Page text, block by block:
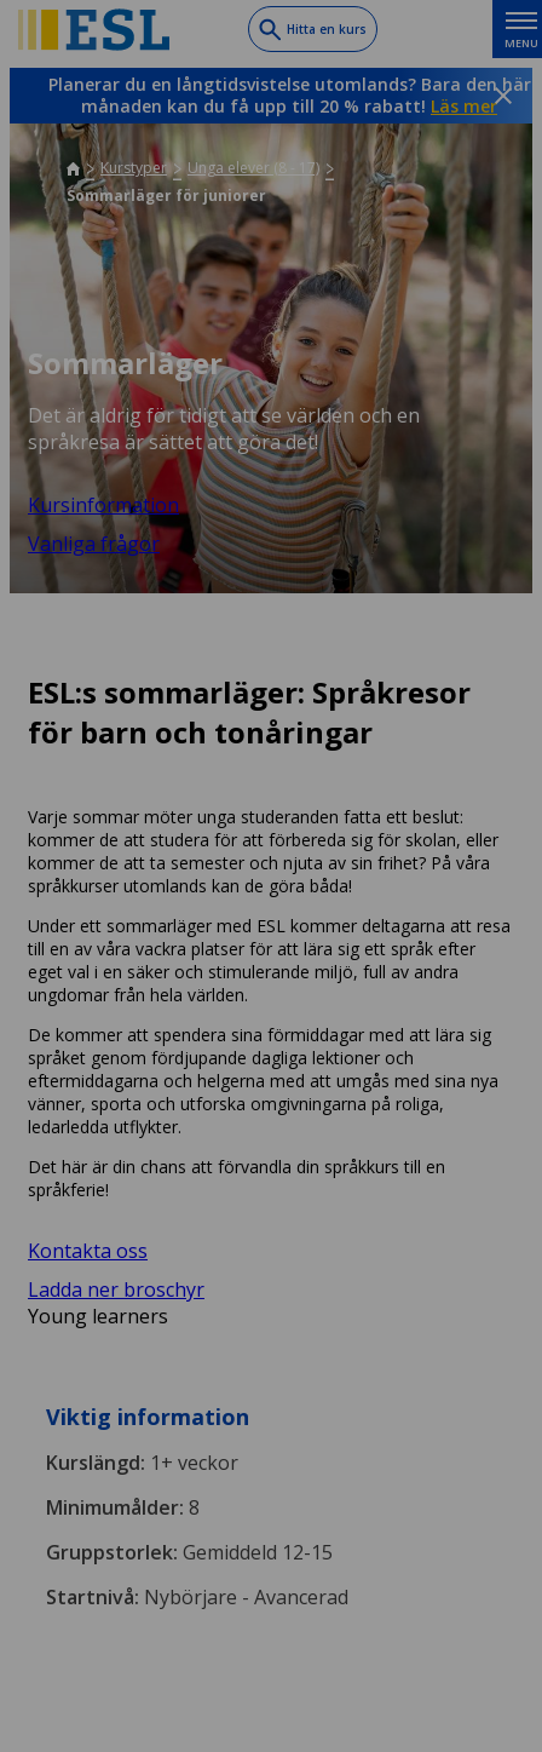
to
main
Hitta en kurs
MENU
Planerar du en långtidsvistelse utomlands? Bara den här
månaden kan du få upp till 20 % rabatt! Läs mer
Kurstyper
Unga elever (8 - 17)
Sommarläger för juniorer
Sommarläger
Det är aldrig för tidigt att se världen och en
språkresa är sättet att göra det!
Kursinformation
Vanliga frågor
ESL:s sommarläger: Språkresor
för barn och tonåringar
Varje sommar möter unga studeranden fatta ett beslut:
kommer de att studera för att förbereda sig för skolan, eller
kommer de att ta semester och njuta av sin frihet? På våra
språkkurser utomlands kan de göra båda!
Under ett sommarläger med ESL kommer deltagarna att resa
till en av våra vackra platser för att lära sig ett språk efter
eget val i en säker och stimulerande miljö, full av andra
ungdomar från hela världen.
De kommer att spendera sina förmiddagar med att lära sig
språket genom fördjupande dagliga lektioner och
eftermiddagarna och helgerna med att umgås med sina nya
vänner, sporta och utforska omgivningarna på roliga,
ledarledda utflykter.
Det här är din chans att förvandla din språkkurs till en
språkferie!
Viktig information
Kurslängd: 1+ veckor
Minimumålder: 8
Gruppstorlek: Gemiddeld 12-15
Startnivå: Nybörjare - Avancerad
Kontakta oss
Ladda ner broschyr
Young learners